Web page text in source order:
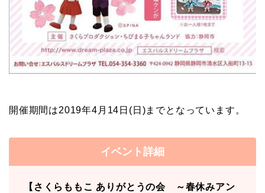
開催期間は2019年4月14日(日)までとなっています。
イベント詳細
【さくらももこ ありがとうの会 ～春休みアン